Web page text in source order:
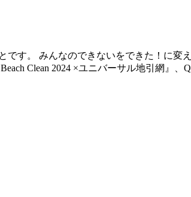
す。 みんなのできないをできた！に
Clean 2024 ×ユニバーサル地引網』